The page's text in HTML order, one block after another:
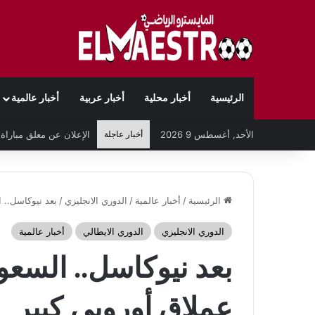
الرئيسية أخبار محلية أخبار عربية أخبار عالمية
الأحد, أغسطس 9 2026 أخبار عاجلة
الرئيسية / أخبار عالمية / الدوري الانجليزي / بعد نيوكاسل..
الدوري الانجليزي الدوري الايطالي أخبار عالمية
بعد نيوكاسل..
عملاق أوروبي كبير